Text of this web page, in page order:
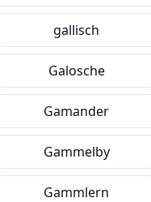
gallisch
Galosche
Gamander
Gammelby
Gammlern